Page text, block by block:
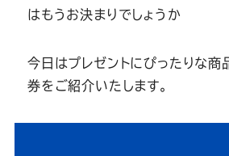
の
公
式
の
公
式
の
公
式
公
式
はもうお決まりでしょうか
今日はプレゼントにぴったりな商
券をご紹介いたします。